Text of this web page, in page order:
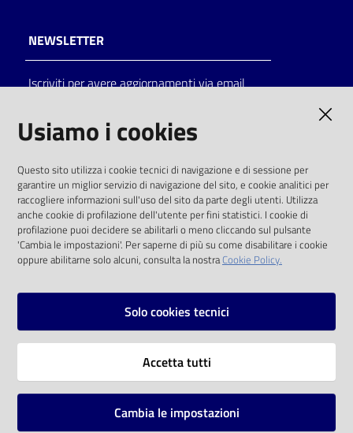
on line
Eventi
Chiedi al
bibliotecario
Avvisi
NEWSLETTER
Iscriviti per avere aggiornamenti via email
solo alle condizioni previste dalla direttiva
comunitaria 2003/98/CE e dal d.lgs. 36/2006
SOCIAL
Instagram
Vai alla pagina
Usiamo i cookies
Questo sito utilizza i cookie tecnici di navigazione e di sessione per
garantire un miglior servizio di navigazione del sito, e cookie analitici per
raccogliere informazioni sull'uso del sito da parte degli utenti. Utilizza
anche cookie di profilazione dell'utente per fini statistici. I cookie di
profilazione puoi decidere se abilitarli o meno cliccando sul pulsante
'Cambia le impostazioni'. Per saperne di più su come disabilitare i cookie
oppure abilitarne solo alcuni, consulta la nostraCookie Policy.
Solo cookies tecnici
Accetta tutti
Cambia le impostazioni